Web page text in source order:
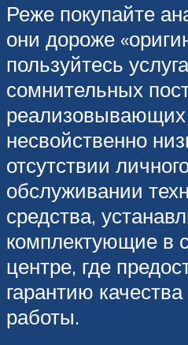
Реже покупайте
они дороже
пользуйтесь
сомнительных
реализовывающих
несвойственно
отсутствии
обслуживании
средства,
комплектующие в
центре, где
гарантию
работы.